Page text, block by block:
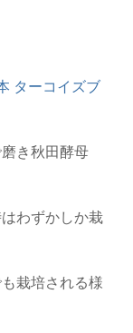
ターコイズブ
き秋田酵母
わずかしか栽
栽培される様